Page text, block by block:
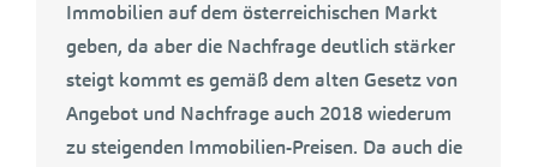
Immobilien auf dem österreichischen Markt
geben, da aber die Nachfrage deutlich stärker
steigt kommt es gemäß dem alten Gesetz von
Angebot und Nachfrage auch 2018 wiederum
zu steigenden Immobilien-Preisen. Da auch die